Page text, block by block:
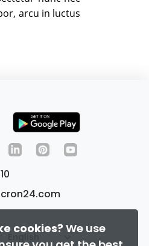
arcu in luctus
cookies?We use